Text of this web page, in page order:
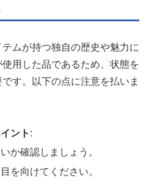
ムが持つ独自の歴史や魅力に
用した品であるため、状態を
す。以下の点に注意を払いま
ント :
か確認しましょう。
を向けてください。